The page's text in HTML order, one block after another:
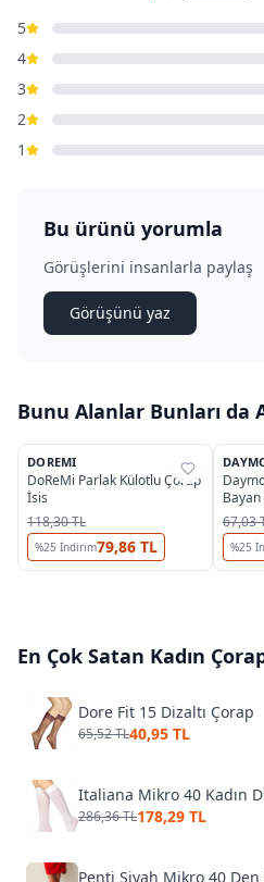
5
4
3
2
1
Bu ürünü yorumla
Görüşlerini insanlarla paylaş
Görüşünü yaz
Bunu Alanlar Bunları da
%46
DOREMI
DoReMi Parlak Külotlu Çorap
İsis
118,30 TL
%25 İndirim79,86 TL
%37
Bayan
67,03
%25
En Çok Satan Kadın
Dore Fit 15 Dizaltı Çorap
65,52 TL40,95 TL
286,36 TL178,29 TL